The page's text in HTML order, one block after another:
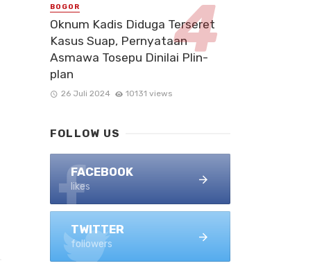
BOGOR
Oknum Kadis Diduga Terseret
Kasus Suap, Pernyataan
Asmawa Tosepu Dinilai Plin-
plan
26 Juli 2024 10131 views
FOLLOW US
FACEBOOK
likes
TWITTER
followers